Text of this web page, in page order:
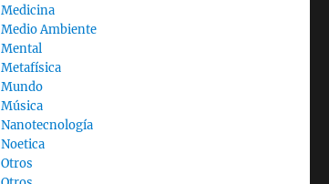
Medicina
Medio Ambiente
Mental
Metafísica
Mundo
Música
Nanotecnología
Noetica
Otros